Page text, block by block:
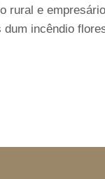
rural e
dum incêndio